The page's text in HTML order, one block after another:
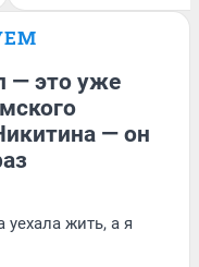
— это уже
— он
жить, а я